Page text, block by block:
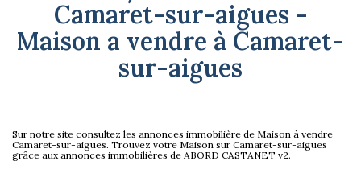
NOTRE AGENCE
Qui Sommes-Nous
Notre Équipe
CONTACT
Plus de critères Créer une alerte
Camaret-sur-aigues -
Maison a vendre à Camaret-
sur-aigues
Sur notre site consultez les annonces immobilière de Maison à vendre
Camaret-sur-aigues. Trouvez votre Maison sur Camaret-sur-aigues
grâce aux annonces immobilières de ABORD CASTANET v2.